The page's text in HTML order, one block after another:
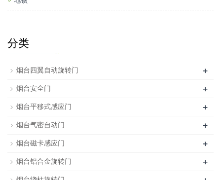
分类
烟台四翼自动旋转门 +
烟台安全门 +
烟台平移式感应门 +
烟台气密自动门 +
烟台磁卡感应门 +
烟台铝合金旋转门 +